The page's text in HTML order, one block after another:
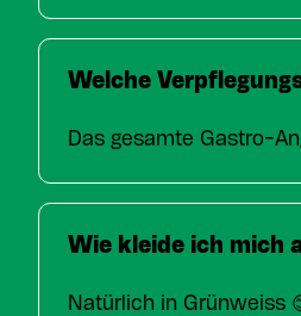
Welche
Das gesamte Gastro-
Wie kleide ich mich
Natürlich in Grünweiss